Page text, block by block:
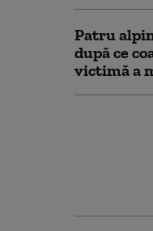
Patru
după ce
victimă a